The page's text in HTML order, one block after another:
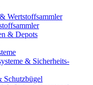
Wertstoffsammler
& Depots
& Sicherheits-
Schutzbügel